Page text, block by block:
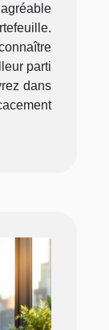
parti
dans